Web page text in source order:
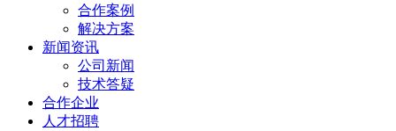
合作案例
解决方案
新闻资讯
公司新闻
技术答疑
合作企业
人才招聘